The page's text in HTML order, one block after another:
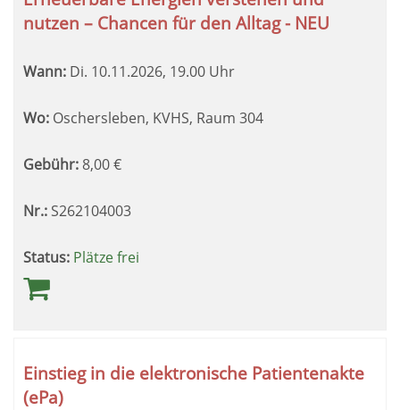
nutzen – Chancen für den Alltag - NEU
Wann: Di. 10.11.2026, 19.00 Uhr
Wo: Oschersleben, KVHS, Raum 304
Gebühr: 8,00€
Nr.: S262104003
Status: Plätze frei
Einstieg in die elektronische Patientenakte
(ePa)